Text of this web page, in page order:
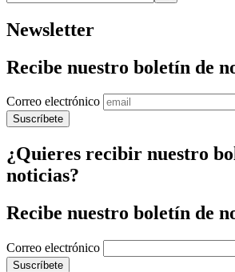
Newsletter
Recibe nuestro boletín de
Correo electrónico
¿Quieres recibir nuestro
noticias?
Recibe nuestro boletín de
Correo electrónico